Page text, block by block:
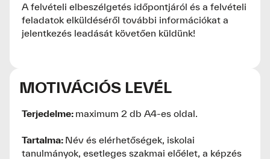
A felvételi elbeszélgetés időpontjáról és a felvételi
feladatok elküldéséről további információkat a
jelentkezés leadását követően küldünk!
MOTIVÁCIÓS LEVÉL
Terjedelme: maximum 2 db A4-es oldal.
Tartalma: Név és elérhetőségek, iskolai
tanulmányok, esetleges szakmai előélet, a képzés